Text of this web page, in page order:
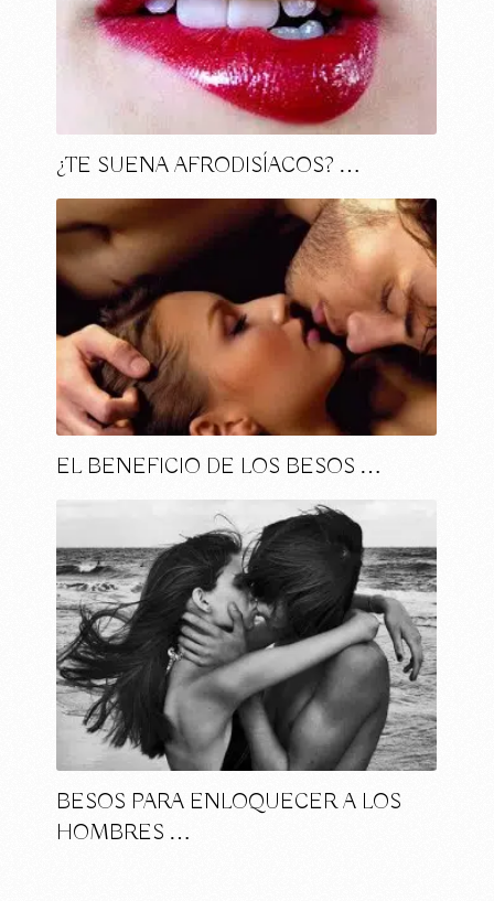
¿TE SUENA AFRODISÍACOS? …
EL BENEFICIO DE LOS BESOS …
BESOS PARA ENLOQUECER A LOS
HOMBRES …